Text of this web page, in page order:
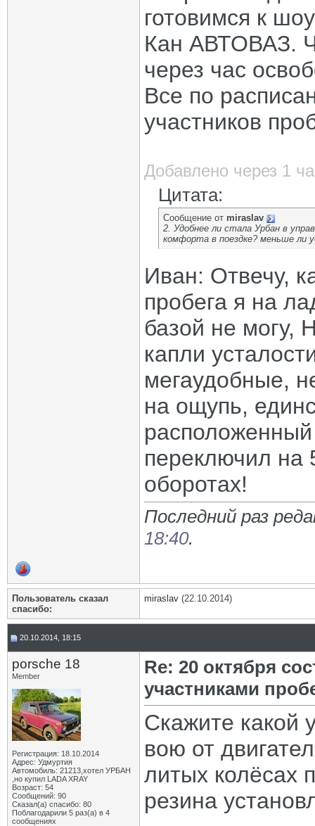
готовимся к
Кан АВТОВАЗ.
через час
Все по
участников
Добавлено через 1
Цитата:
Сообщение от miraslav
2. Удобнее ли стала Урбан в
комфорта в поездке? меньше ли
Иван: Отвечу,
пробега я на
базой не могу,
капли
мегаудобные,
на ощупь,
переключил на
оборотах!
Последний раз
18:40.
Пользователь сказал
cпасибо:
miraslav (22.10.2014)
20.10.2014, 18:15
porsche 18
Member
Регистрация: 18.10.2014
Адрес: Удмуртия
Автомобиль: 21213,хотел УРБАН
,но купил LADA XRAY
Возраст: 54
Сообщений: 90
Сказал(а) спасибо: 80
Поблагодарили 5 раз(а) в 4
сообщениях
Re: 20 октября
участниками
Скажите какой
вою от
литых колёсах
резина